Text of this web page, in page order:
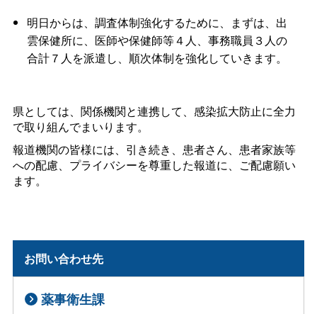
明日からは、調査体制強化するために、まずは、出
雲保健所に、医師や保健師等４人、事務職員３人の
合計７人を派遣し、順次体制を強化していきます。
県としては、関係機関と連携して、感染拡大防止に全力
で取り組んでまいります。
報道機関の皆様には、引き続き、患者さん、患者家族等
への配慮、プライバシーを尊重した報道に、ご配慮願い
ます。
お問い合わせ先
薬事衛生課